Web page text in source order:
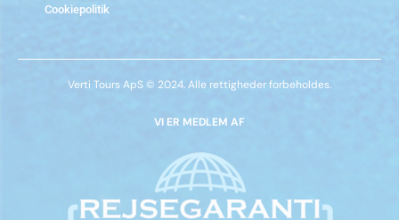
Cookiepolitik
tomt.
Verti Tours ApS © 2024. Alle rettigheder forbeholdes.
VI ER MEDLEM AF